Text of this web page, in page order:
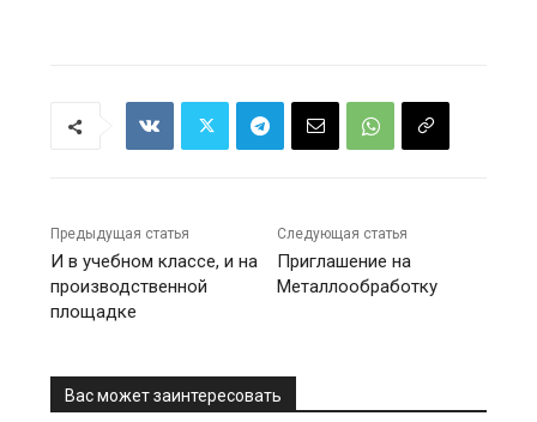
Предыдущая статья
И в учебном классе, и на
производственной
площадке
Следующая статья
Приглашение на
Металлообработку
Вас может заинтересовать